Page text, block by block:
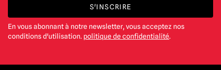
S'INSCRIRE
En vous abonnant à notre newsletter, vous acceptez nos
conditions d'utilisation. politique de confidentialité.